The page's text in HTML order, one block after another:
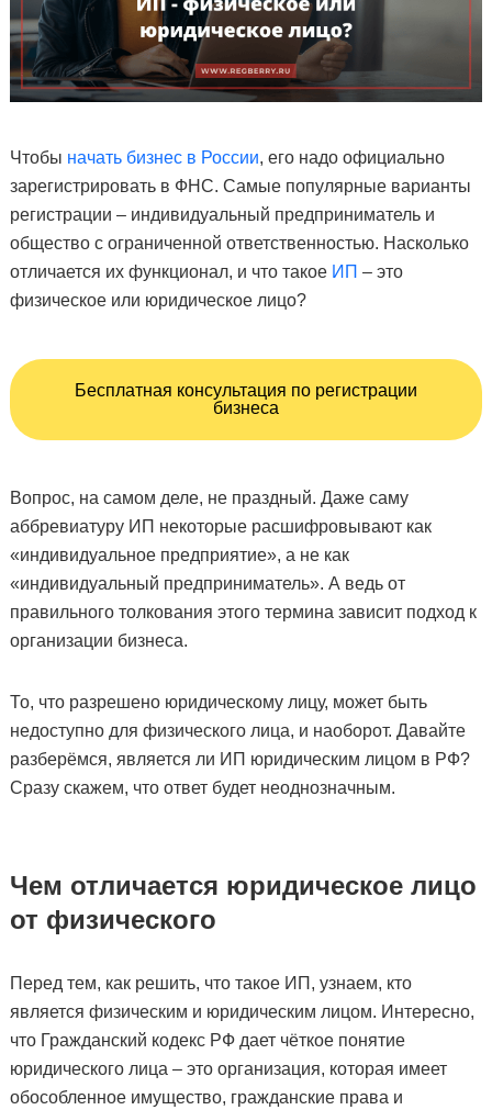
Чтобы начать бизнес в России, его надо официально
зарегистрировать в ФНС. Самые популярные варианты
регистрации – индивидуальный предприниматель и
общество с ограниченной ответственностью. Насколько
отличается их функционал, и что такое ИП – это
физическое или юридическое лицо?
Бесплатная консультация по регистрации
бизнеса
Вопрос, на самом деле, не праздный. Даже саму
аббревиатуру ИП некоторые расшифровывают как
«индивидуальное предприятие», а не как
«индивидуальный предприниматель». А ведь от
правильного толкования этого термина зависит подход к
организации бизнеса.
То, что разрешено юридическому лицу, может быть
недоступно для физического лица, и наоборот. Давайте
разберёмся, является ли ИП юридическим лицом в РФ?
Сразу скажем, что ответ будет неоднозначным.
Чем отличается юридическое лицо
от физического
Перед тем, как решить, что такое ИП, узнаем, кто
является физическим и юридическим лицом. Интересно,
что Гражданский кодекс РФ дает чёткое понятие
юридического лица – это организация, которая имеет
обособленное имущество, гражданские права и